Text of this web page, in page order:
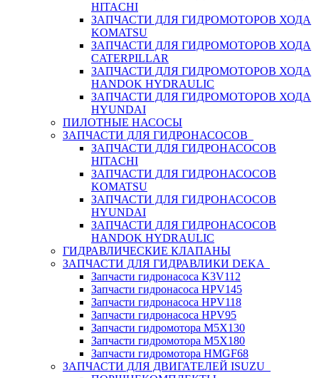
HITACHI
ЗАПЧАСТИ ДЛЯ ГИДРОМОТОРОВ ХОДА
KOMATSU
ЗАПЧАСТИ ДЛЯ ГИДРОМОТОРОВ ХОДА
CATERPILLAR
ЗАПЧАСТИ ДЛЯ ГИДРОМОТОРОВ ХОДА
HANDOK HYDRAULIC
ЗАПЧАСТИ ДЛЯ ГИДРОМОТОРОВ ХОДА
HYUNDAI
ПИЛОТНЫЕ НАСОСЫ
ЗАПЧАСТИ ДЛЯ ГИДРОНАСОСОВ
ЗАПЧАСТИ ДЛЯ ГИДРОНАСОСОВ
HITACHI
ЗАПЧАСТИ ДЛЯ ГИДРОНАСОСОВ
KOMATSU
ЗАПЧАСТИ ДЛЯ ГИДРОНАСОСОВ
HYUNDAI
ЗАПЧАСТИ ДЛЯ ГИДРОНАСОСОВ
HANDOK HYDRAULIC
ГИДРАВЛИЧЕСКИЕ КЛАПАНЫ
ЗАПЧАСТИ ДЛЯ ГИДРАВЛИКИ DEKA
Запчасти гидронасоса K3V112
Запчасти гидронасоса HPV145
Запчасти гидронасоса HPV118
Запчасти гидронасоса HPV95
Запчасти гидромотора M5X130
Запчасти гидромотора M5X180
Запчасти гидромотора HMGF68
ЗАПЧАСТИ ДЛЯ ДВИГАТЕЛЕЙ ISUZU